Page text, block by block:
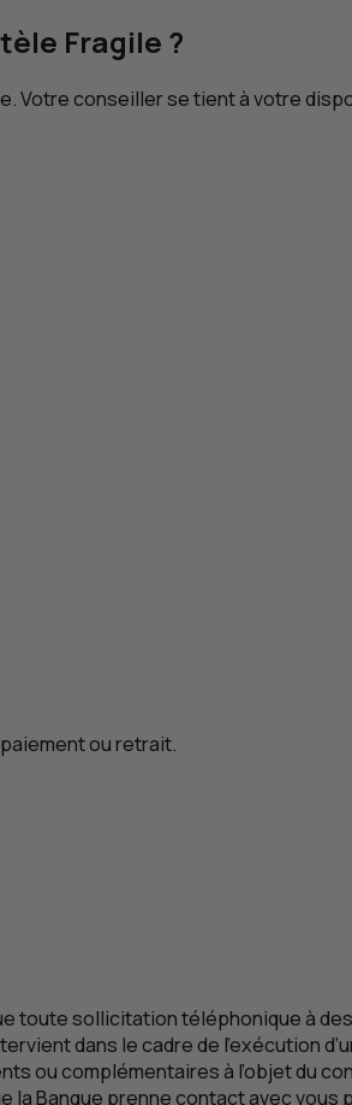
Fragile ?
Votre conseiller se tient à votre
ou retrait.
toute sollicitation téléphonique à
dans le cadre de l’exécution
ou complémentaires à l’objet du
Banque prenne contact avec